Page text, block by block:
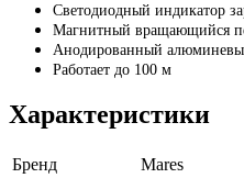
Светодиодный индикатор
Магнитный вращающийся
Анодированный
Работает до 100 м
Характеристики
Бренд
Mares